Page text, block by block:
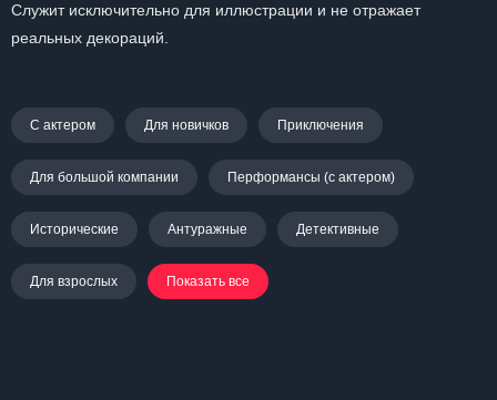
Служит исключительно для иллюстрации и не отражает
реальных декораций.
С актером Для новичков Приключения
Для большой компании Перформансы (с актером)
Исторические Антуражные Детективные
Для взрослых Показать все